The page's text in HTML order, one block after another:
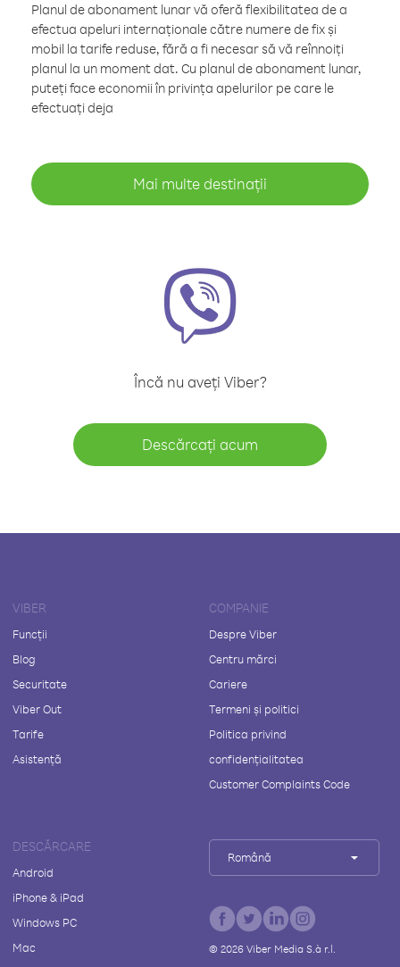
Planul de abonament lunar vă oferă flexibilitatea de a
efectua apeluri internaționale către numere de fix și
mobil la tarife reduse, fără a fi necesar să vă reînnoiți
planul la un moment dat. Cu planul de abonament lunar,
puteți face economii în privința apelurilor pe care le
efectuați deja
Mai multe destinații
Încă nu aveți Viber?
Descărcați acum
VIBER
Funcții
Blog
Securitate
Viber Out
Tarife
Asistență
COMPANIE
Despre Viber
Centru mărci
Cariere
Termeni și politici
Politica privind
confidențialitatea
Customer Complaints Code
DESCĂRCARE
Android
iPhone & iPad
Windows PC
Mac
Română
© 2026Viber Media S.à r.l.